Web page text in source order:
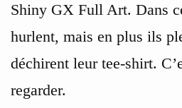
Shiny GX Full Art. Dans
hurlent, mais en plus ils
déchirent leur tee-shirt.
regarder.